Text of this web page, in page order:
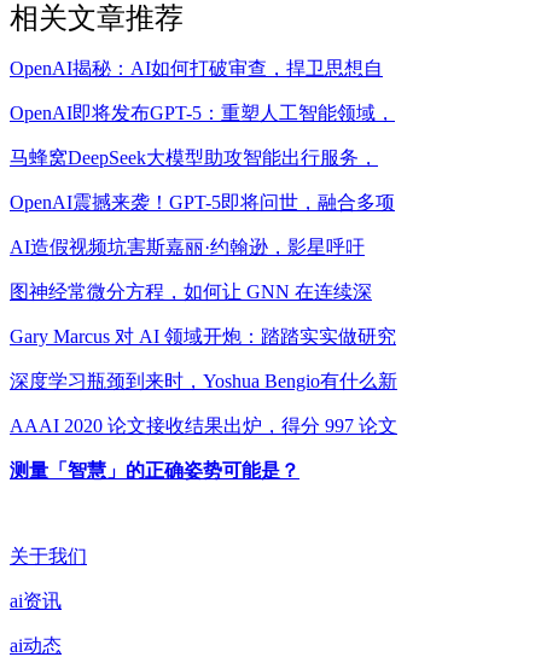
相关文章推荐
OpenAI揭秘：AI如何打破审查，捍卫思想自
OpenAI即将发布GPT-5：重塑人工智能领域，
马蜂窝DeepSeek大模型助攻智能出行服务，
OpenAI震撼来袭！GPT-5即将问世，融合多项
AI造假视频坑害斯嘉丽·约翰逊，影星呼吁
图神经常微分方程，如何让 GNN 在连续深
Gary Marcus 对 AI 领域开炮：踏踏实实做研究
深度学习瓶颈到来时，Yoshua Bengio有什么新
AAAI 2020 论文接收结果出炉，得分 997 论文
测量「智慧」的正确姿势可能是？
关于我们
ai资讯
ai动态